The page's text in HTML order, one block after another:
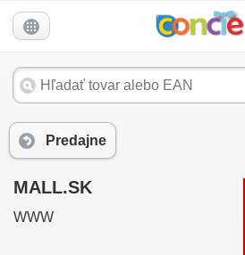
Predajne
MALL.SK
WWW